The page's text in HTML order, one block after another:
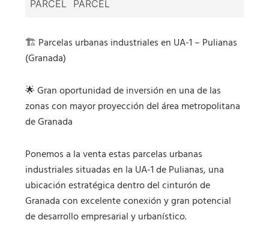
🏗️ Parcelas urbanas industriales en UA-1 – Pulianas
(Granada)
🌟 Gran oportunidad de inversión en una de las
zonas con mayor proyección del área metropolitana
de Granada
Ponemos a la venta estas parcelas urbanas
industriales situadas en la UA-1 de Pulianas, una
ubicación estratégica dentro del cinturón de
Granada con excelente conexión y gran potencial
de desarrollo empresarial y urbanístico.